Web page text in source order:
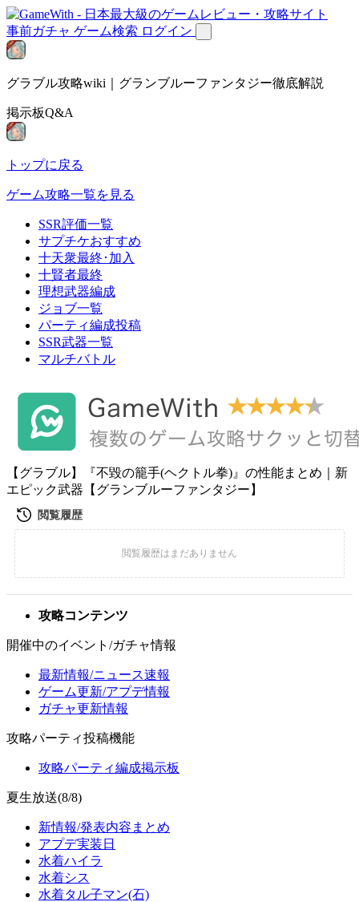
事前ガチャ ゲーム検索 ログイン
グラブル攻略wiki｜グランブルーファンタジー徹底解説
掲示板Q&A
トップに戻る
ゲーム攻略一覧を見る
SSR評価一覧
サプチケおすすめ
十天衆最終･加入
十賢者最終
理想武器編成
ジョブ一覧
パーティ編成投稿
SSR武器一覧
マルチバトル
【グラブル】『不毀の籠手(ヘクトル拳)』の性能まとめ｜新
エピック武器【グランブルーファンタジー】
攻略コンテンツ
開催中のイベント/ガチャ情報
最新情報/ニュース速報
ゲーム更新/アプデ情報
ガチャ更新情報
攻略パーティ投稿機能
攻略パーティ編成掲示板
夏生放送(8/8)
新情報/発表内容まとめ
アプデ実装日
水着ハイラ
水着シス
水着タル子マン(石)